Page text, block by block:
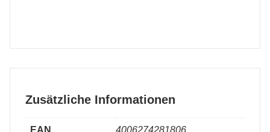
Zusätzliche Informationen